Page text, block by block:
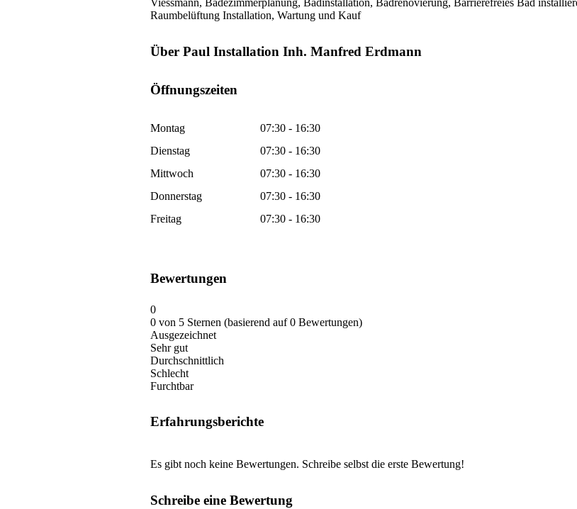
Viessmann, Badezimmerplanung, Badinstallation, Badrenovierung, Barrierefreies Bad
Raumbelüftung Installation, Wartung und Kauf
Über Paul Installation Inh. Manfred Erdmann
Öffnungszeiten
Montag
07:30 - 16:30
Dienstag
07:30 - 16:30
Mittwoch
07:30 - 16:30
Donnerstag
07:30 - 16:30
Freitag
07:30 - 16:30
Bewertungen
0
0 von 5 Sternen (basierend auf 0 Bewertungen)
Ausgezeichnet
Sehr gut
Durchschnittlich
Schlecht
Furchtbar
Erfahrungsberichte
Es gibt noch keine Bewertungen. Schreibe selbst die erste Bewertung!
Schreibe eine Bewertung